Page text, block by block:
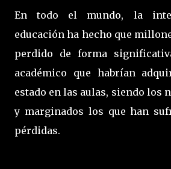
En todo el mundo, la
educación ha hecho que
perdido de forma
académico que habrían
estado en las aulas, siendo los
y marginados los que han
pérdidas.